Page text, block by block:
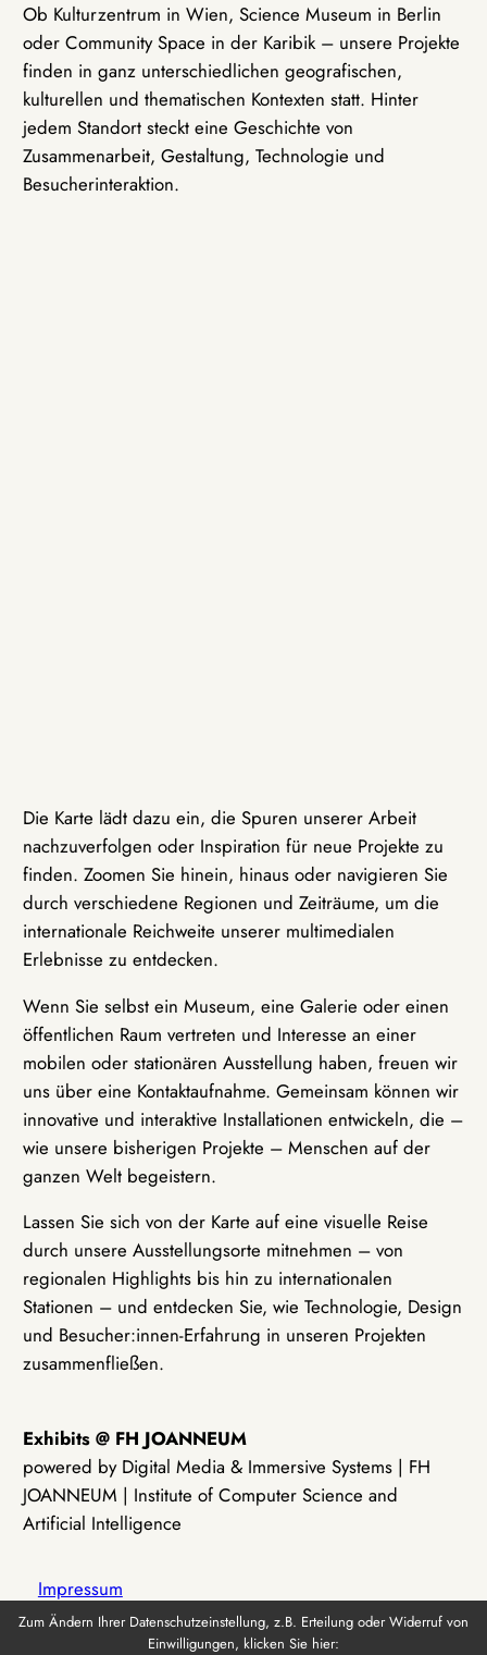
Ob Kulturzentrum in Wien, Science Museum in Berlin
oder Community Space in der Karibik – unsere Projekte
finden in ganz unterschiedlichen geografischen,
kulturellen und thematischen Kontexten statt. Hinter
jedem Standort steckt eine Geschichte von
Zusammenarbeit, Gestaltung, Technologie und
Besucherinteraktion.
Die Karte lädt dazu ein, die Spuren unserer Arbeit
nachzuverfolgen oder Inspiration für neue Projekte zu
finden. Zoomen Sie hinein, hinaus oder navigieren Sie
durch verschiedene Regionen und Zeiträume, um die
internationale Reichweite unserer multimedialen
Erlebnisse zu entdecken.
Wenn Sie selbst ein Museum, eine Galerie oder einen
öffentlichen Raum vertreten und Interesse an einer
mobilen oder stationären Ausstellung haben, freuen wir
uns über eine Kontaktaufnahme. Gemeinsam können wir
innovative und interaktive Installationen entwickeln, die –
wie unsere bisherigen Projekte – Menschen auf der
ganzen Welt begeistern.
Lassen Sie sich von der Karte auf eine visuelle Reise
durch unsere Ausstellungsorte mitnehmen – von
regionalen Highlights bis hin zu internationalen
Stationen – und entdecken Sie, wie Technologie, Design
und Besucher:innen-Erfahrung in unseren Projekten
zusammenfließen.
Exhibits @ FH JOANNEUM
powered by Digital Media & Immersive Systems | FH
JOANNEUM | Institute of Computer Science and
Artificial Intelligence
Impressum
Zum Ändern Ihrer Datenschutzeinstellung, z.B. Erteilung oder Widerruf von
Einwilligungen, klicken Sie hier: